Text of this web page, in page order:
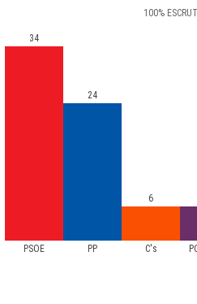
100%
PSOE PP C's
34
24
6